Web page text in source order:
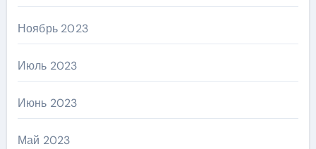
Ноябрь 2023
Июль 2023
Июнь 2023
Май 2023